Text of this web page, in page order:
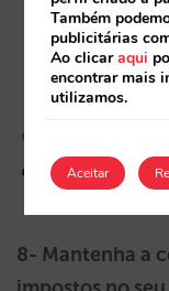
8- Mantenha a
Também
publicitárias
Ao clicaraqui
encontrar mais
utilizamos.
Aceitar